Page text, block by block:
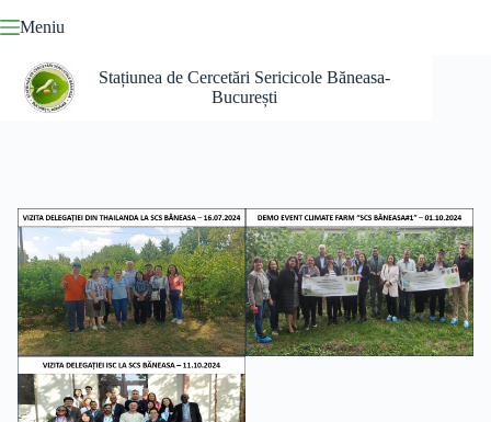
la Meniu
Stațiunea de Cercetări Sericicole Băneasa-
București